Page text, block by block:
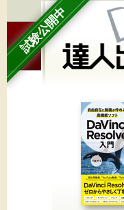
試験公開中